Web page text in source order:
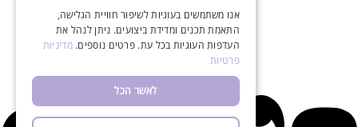
© 2025 Onlys. All Rights Reserved
אנו משתמשים בעוגיות לשיפור חוויית הגלישה,
התאמת תכנים ומדידת ביצועים. ניתן לנהל את
העדפות העוגיות בכל עת. פרטים נוספים.מדיניות
פרטיות
לאשר הכל